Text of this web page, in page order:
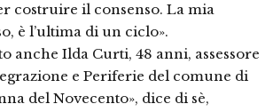
costruire il consenso. La mia
è l’ultima di un ciclo».
anche Ilda Curti, 48 anni, assessore
e Periferie del comune di
del Novecento», dice di sè,